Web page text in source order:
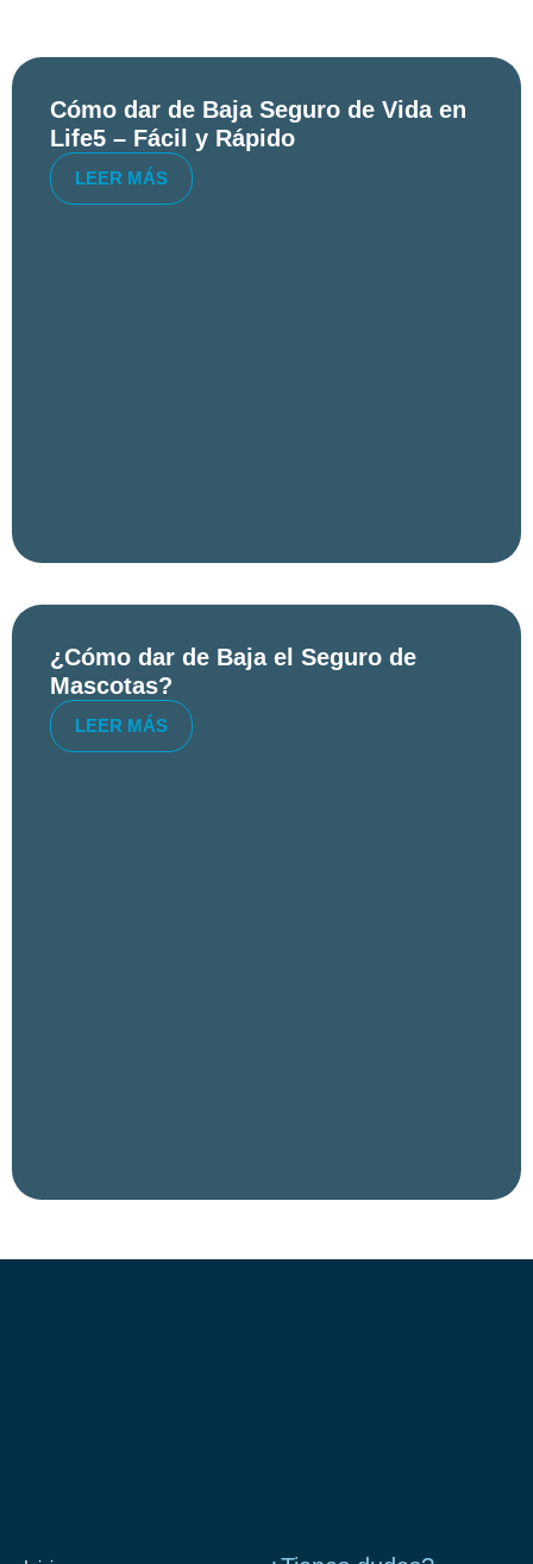
Cómo dar de Baja Seguro de Vida en
Life5 – Fácil y Rápido
LEER MÁS
¿Cómo dar de Baja el Seguro de
Mascotas?
LEER MÁS